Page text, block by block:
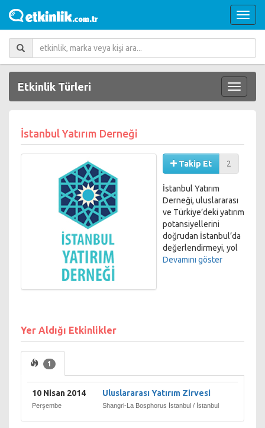
Etkinlik Türleri
İstanbul Yatırım Derneği
Takip Et 2
İstanbul Yatırım
Derneği, uluslararası
ve Türkiye’deki yatırım
potansiyellerini
doğrudan İstanbul’da
değerlendirmeyi, yol
gösterici olmayı ve
yatırım sektörüyle
faaliyetlerinin
Türkiye’de kalıcılığını
sağlamak, uluslararası
Devamını göster
Yer Aldığı Etkinlikler
1
10 Nisan 2014
Perşembe
Uluslararası Yatırım Zirvesi
Shangri-La Bosphorus İstanbul / İstanbul